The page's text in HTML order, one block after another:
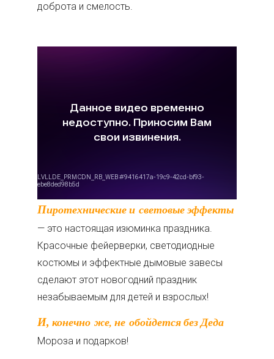
доброта и смелость.
Пиротехнические и световые эффекты
— это настоящая изюминка праздника.
Красочные фейерверки, светодиодные
костюмы и эффектные дымовые завесы
сделают этот новогодний праздник
незабываемым для детей и взрослых!
И, конечно же, не обойдется без Деда
Мороза и подарков!